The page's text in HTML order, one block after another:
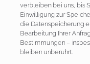
verbleiben bei uns, bis
Einwilligung zur
die Datenspeicherung
Bearbeitung Ihrer
Bestimmungen –
bleiben unberührt.